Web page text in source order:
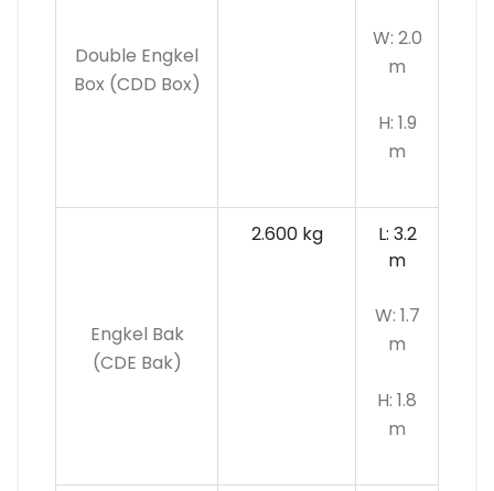
Double Engkel
Box (CDD Box)
W: 2.0
m
H: 1.9
m
Engkel Bak
(CDE Bak)
2.600 kg
L: 3.2
m
W: 1.7
m
H: 1.8
m